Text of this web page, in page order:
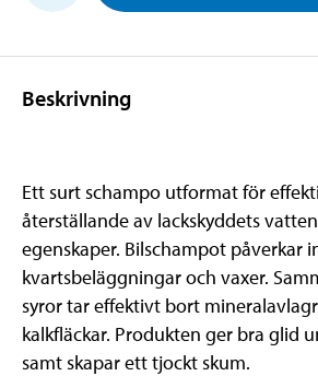
Beskrivning
Ett surt schampo utformat för
återställande av lackskyddets
egenskaper. Bilschampot påverkar
kvartsbeläggningar och vaxer.
syror tar effektivt bort
kalkfläckar. Produkten ger bra glid
samt skapar ett tjockt skum.